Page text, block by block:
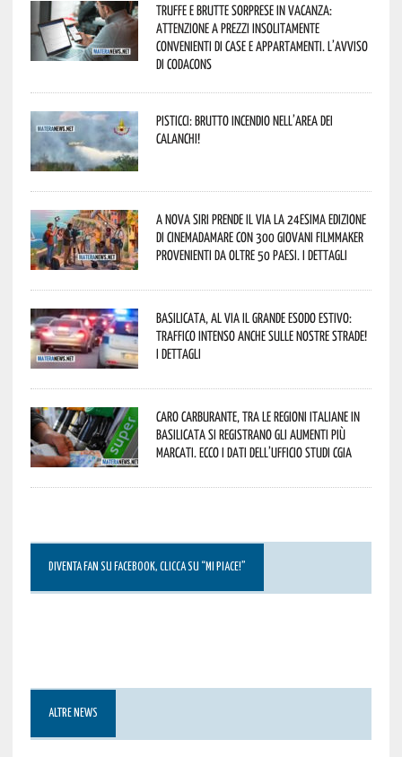
Truffe e brutte sorprese in vacanza:
attenzione a prezzi insolitamente
convenienti di case e appartamenti. L’avviso
di Codacons
Pisticci: brutto incendio nell’area dei
Calanchi!
A Nova Siri prende il via la 24esima edizione
di Cinemadamare con 300 giovani filmmaker
provenienti da oltre 50 Paesi. I dettagli
Basilicata, al via il grande esodo estivo:
traffico intenso anche sulle nostre strade!
I dettagli
Caro carburante, tra le regioni italiane in
Basilicata si registrano gli aumenti più
marcati. Ecco i dati dell’Ufficio studi CGIA
DIVENTA FAN SU FACEBOOK, CLICCA SU “MI PIACE!”
ALTRE NEWS